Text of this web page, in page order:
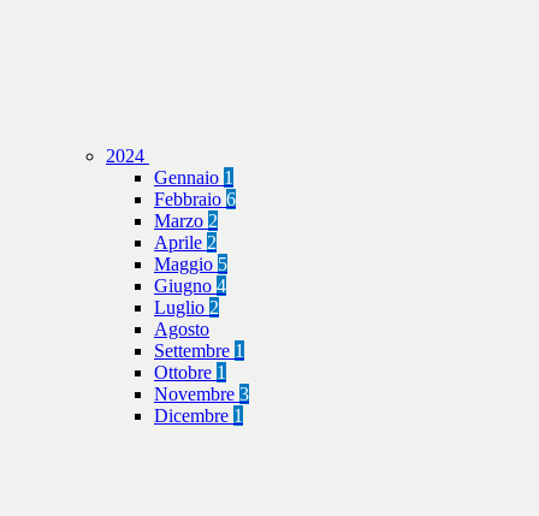
2024
Gennaio 1
Febbraio 6
Marzo 2
Aprile 2
Maggio 5
Giugno 4
Luglio 2
Agosto
Settembre 1
Ottobre 1
Novembre 3
Dicembre 1